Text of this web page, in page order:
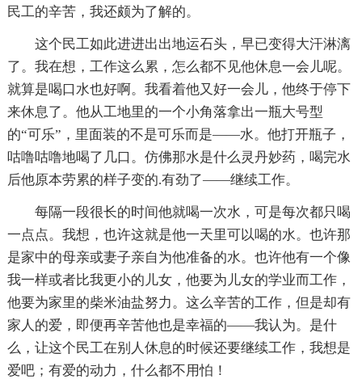
民工的辛苦，我还颇为了解的。
这个民工如此进进出出地运石头，早已变得大汗淋漓
了。我在想，工作这么累，怎么都不见他休息一会儿呢。
就算是喝口水也好啊。我看着他又好一会儿，他终于停下
来休息了。他从工地里的一个小角落拿出一瓶大号型
的“可乐”，里面装的不是可乐而是――水。他打开瓶子，
咕噜咕噜地喝了几口。仿佛那水是什么灵丹妙药，喝完水
后他原本劳累的样子变的.有劲了――继续工作。
每隔一段很长的时间他就喝一次水，可是每次都只喝
一点点。我想，也许这就是他一天里可以喝的水。也许那
是家中的母亲或妻子亲自为他准备的水。也许他有一个像
我一样或者比我更小的儿女，他要为儿女的学业而工作，
他要为家里的柴米油盐努力。这么辛苦的工作，但是却有
家人的爱，即便再辛苦他也是幸福的――我认为。是什
么，让这个民工在别人休息的时候还要继续工作，我想是
爱吧；有爱的动力，什么都不用怕！